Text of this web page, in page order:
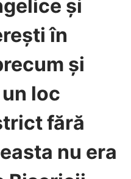
și
în
și
loc
fără
nu era